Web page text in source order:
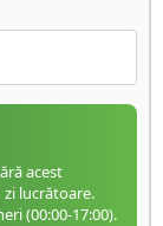
acest
lucrătoare.
(00:00-17:00).